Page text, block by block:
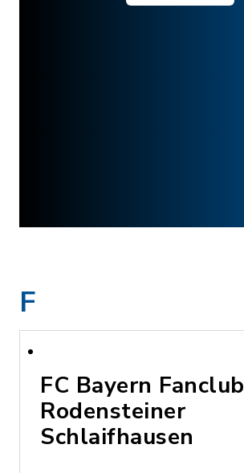
F
FC Bayern Fanclub
Rodensteiner
Schlaifhausen